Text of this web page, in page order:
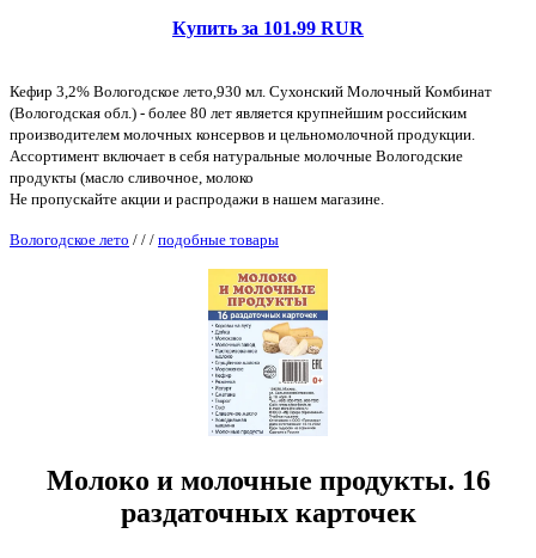
Купить за 101.99 RUR
Кефир 3,2% Вологодское лето,930 мл. Сухонский Молочный Комбинат
(Вологодская обл.) - более 80 лет является крупнейшим российским
производителем молочных консервов и цельномолочной продукции.
Ассортимент включает в себя натуральные молочные Вологодские
продукты (масло сливочное, молоко
Не пропускайте акции и распродажи в нашем магазине.
Вологодское лето / / / подобные товары
Молоко и молочные продукты. 16
раздаточных карточек